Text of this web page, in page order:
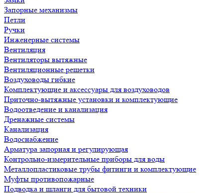
Запорные механизмы
Петли
Ручки
Инженерные системы
Вентиляция
Вентиляторы вытяжные
Вентиляционные решетки
Воздуховоды гибкие
Комплектующие и аксессуары для воздуховодов
Приточно-вытяжные установки и комплектующие
Водоотведение и канализация
Дренажные системы
Канализация
Водоснабжение
Арматура запорная и регулирующая
Контрольно-измерительные приборы для воды
Металлопластиковые трубы фитинги и комплектующие
Муфты противопожарные
Подводка и шланги для бытовой техники